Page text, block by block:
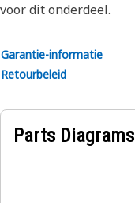
voor dit onderdeel.
Garantie-informatie
Retourbeleid
Parts Diagrams